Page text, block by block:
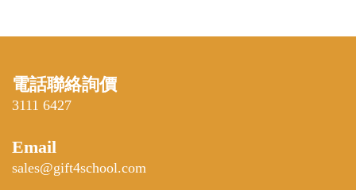
電話聯絡詢價
3111 6427
Email
sales@gift4school.com